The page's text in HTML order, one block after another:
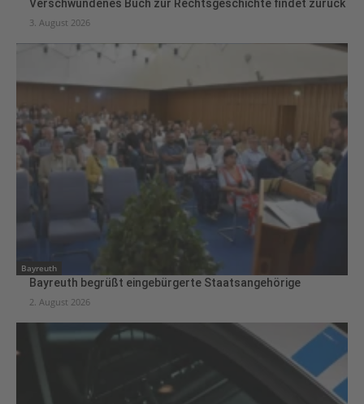
Verschwundenes Buch zur Rechtsgeschichte findet zurück
3. August 2026
Bayreuth
Bayreuth begrüßt eingebürgerte Staatsangehörige
2. August 2026